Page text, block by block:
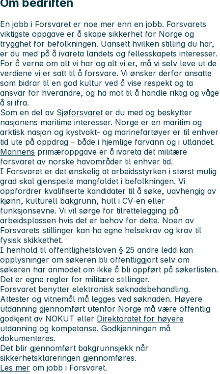
En jobb i Forsvaret er noe mer enn en jobb. Forsvarets
viktigste oppgave er å skape sikkerhet for Norge og
trygghet for befolkningen. Uansett hvilken stilling du har,
er du med på å ivareta landets og fellesskapets interesser.
For å verne om alt vi har og alt vi er, må vi selv leve ut de
verdiene vi er satt til å forsvare. Vi ønsker derfor ansatte
som bidrar til en god kultur ved å vise respekt og ta
ansvar for hverandre, og ha mot til å handle riktig og våge
å si ifra.
Som en del av Sjøforsvaret er du med og beskytter
nasjonens maritime interesser. Norge er en maritim og
arktisk nasjon og kystvakt- og marinefartøyer er til enhver
tid ute på oppdrag – både i hjemlige farvann og i utlandet.
Marinens primæroppgave er å ivareta det militære
forsvaret av norske havområder til enhver tid.
I Forsvaret er det ønskelig at arbeidsstyrken i størst mulig
grad skal gjenspeile mangfoldet i befolkningen. Vi
oppfordrer kvalifiserte kandidater til å søke, uavhengig av
kjønn, kulturell bakgrunn, hull i CV-en eller
funksjonsevne. Vi vil sørge for tilrettelegging på
arbeidsplassen hvis det er behov for dette. Noen av
Forsvarets stillinger kan ha egne helsekrav og krav til
fysisk skikkethet.
I henhold til offentlighetsloven § 25 andre ledd kan
opplysninger om søkeren bli offentliggjort selv om
søkeren har anmodet om ikke å bli oppført på søkerlisten.
Det er egne regler for militære stillinger.
Forsvaret benytter elektronisk søknadsbehandling.
Attester og vitnemål må legges ved søknaden. Høyere
utdanning gjennomført utenfor Norge må være offentlig
godkjent av NOKUT eller Direktoratet for høyere
utdanning og kompetanse. Godkjenningen må
dokumenteres.
Det blir gjennomført bakgrunnsjekk når
sikkerhetsklareringen gjennomføres.
Les mer om jobb i Forsvaret.